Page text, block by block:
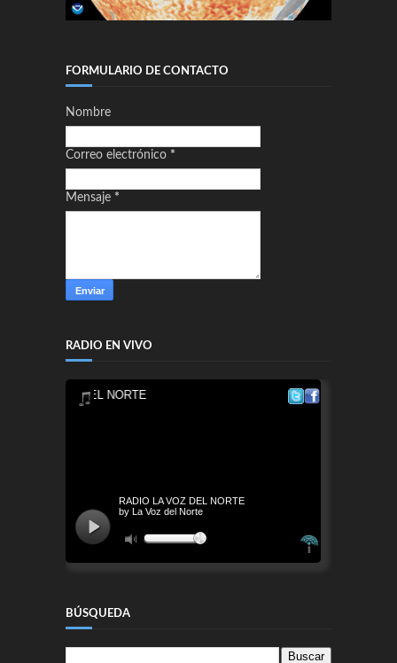
FORMULARIO DE CONTACTO
Nombre
Correo electrónico *
Mensaje *
RADIO EN VIVO
BÚSQUEDA